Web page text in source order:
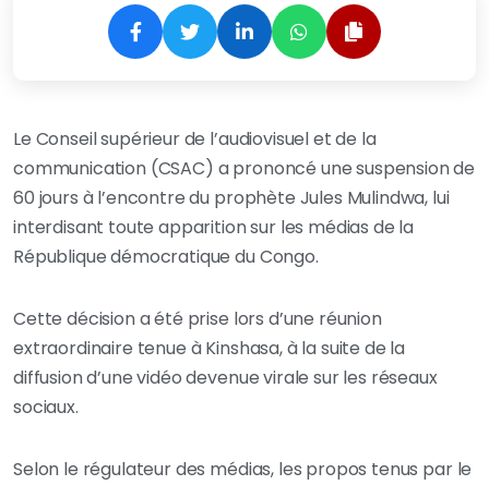
Le Conseil supérieur de l’audiovisuel et de la
communication (CSAC) a prononcé une suspension de
60 jours à l’encontre du prophète Jules Mulindwa, lui
interdisant toute apparition sur les médias de la
République démocratique du Congo.
Cette décision a été prise lors d’une réunion
extraordinaire tenue à Kinshasa, à la suite de la
diffusion d’une vidéo devenue virale sur les réseaux
sociaux.
Selon le régulateur des médias, les propos tenus par le